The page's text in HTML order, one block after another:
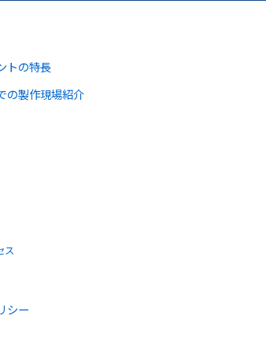
トの特長
の製作現場紹介
ス
シー